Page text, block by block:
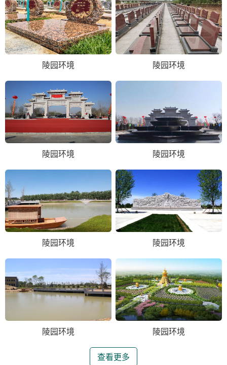
陵园环境 陵园环境
陵园环境 陵园环境
陵园环境 陵园环境
陵园环境 陵园环境
查看更多